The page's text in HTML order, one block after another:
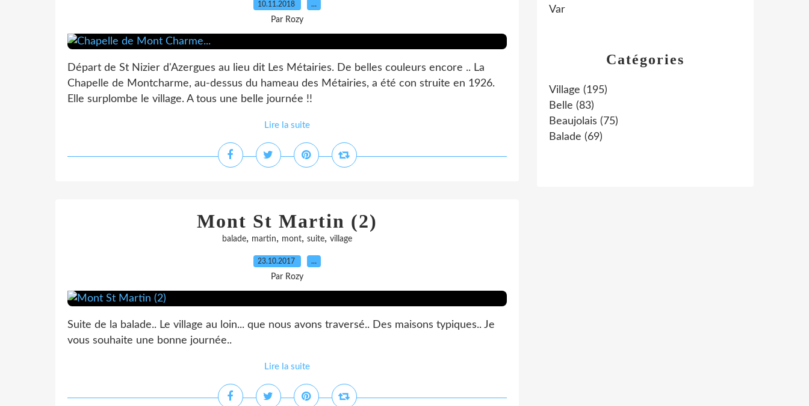
10.11.2018 …
Par Rozy
Départ de St Nizier d'Azergues au lieu dit Les Métairies. De belles couleurs encore .. La
Chapelle de Montcharme, au-dessus du hameau des Métairies, a été con struite en 1926.
Elle surplombe le village. A tous une belle journée !!
Lire la suite
Mont St Martin (2)
balade, martin, mont, suite, village
23.10.2017 …
Par Rozy
Suite de la balade.. Le village au loin... que nous avons traversé.. Des maisons typiques.. Je
vous souhaite une bonne journée..
Lire la suite
Catégories
Village (195)
Belle (83)
Beaujolais (75)
Balade (69)
Var